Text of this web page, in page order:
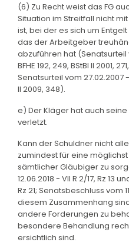
(6) Zu Recht weist das FG
Situation im Streitfall nicht
ist, bei der es sich um
das der Arbeitgeber
abzuführen hat (Senatsurteil
BFHE 192, 249, BStBl II 2001,
Senatsurteil vom 27.02.2007 -
II 2009, 348).
e) Der Kläger hat auch
verletzt.
Kann der Schuldner nicht
zumindest für eine
sämtlicher Gläubiger zu
12.06.2018 - VII R 2/17, Rz 13
Rz 21; Senatsbeschluss vom
diesem Zusammenhang
andere Forderungen zu
besondere Behandlung
ersichtlich sind.